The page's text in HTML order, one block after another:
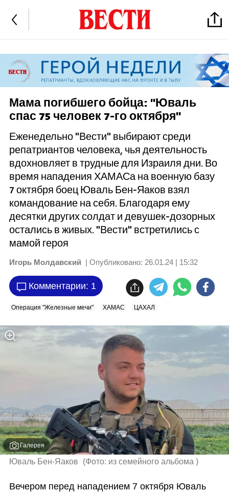
Мама погибшего бойца: "Юваль
спас 75 человек 7-го октября"
Еженедельно "Вести" выбирают среди
репатриантов человека, чья деятельность
вдохновляет в трудные для Израиля дни. Во
время нападения ХАМАСа на военную базу
7 октября боец Юваль Бен-Яаков взял
командование на себя. Благодаря ему
десятки других солдат и девушек-дозорных
остались в живых. "Вести" встретились с
мамой героя
Игорь Молдавский | Опубликовано: 26.01.24 | 15:32
Комментарии: 1
Операция "Железные мечи" ХАМАС ЦАХАЛ
Галерея
Юваль Бен-Яаков (Фото: из семейного альбома )
Вечером перед нападением 7 октября Юваль